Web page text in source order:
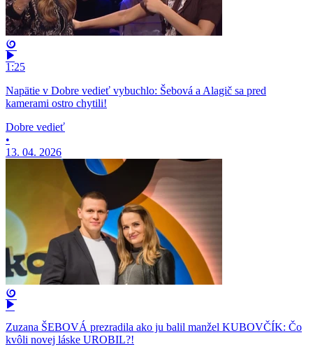
1:25
Napätie v Dobre vedieť vybuchlo: Šebová a Alagič sa pred
kamerami ostro chytili!
Dobre vedieť
•
13. 04. 2026
Zuzana ŠEBOVÁ prezradila ako ju balil manžel KUBOVČÍK: Čo
kvôli novej láske UROBIL?!